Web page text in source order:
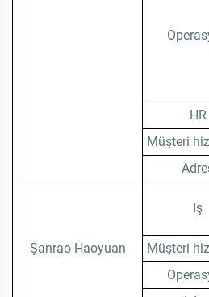
HR
Müşteri
Şanrao Haoyuan
Iş
Müşteri